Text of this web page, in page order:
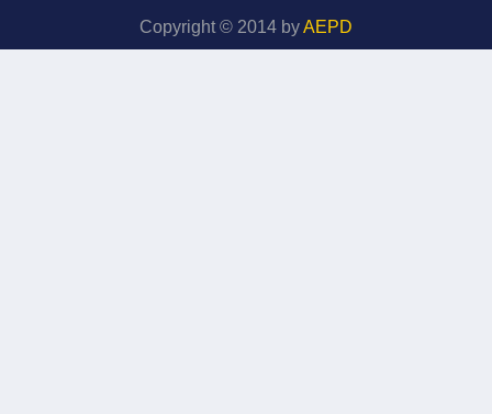
Copyright © 2014 byAEPD